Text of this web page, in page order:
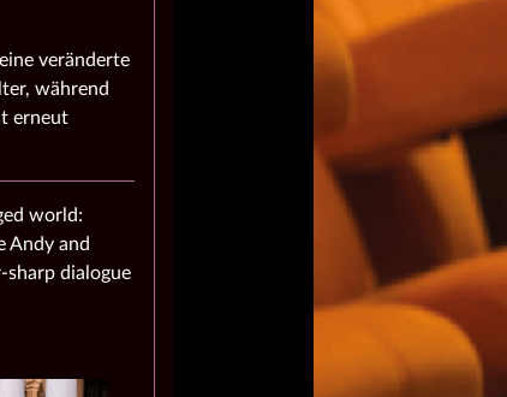
veränderte
während
erneut
world:
Andy and
dialogue